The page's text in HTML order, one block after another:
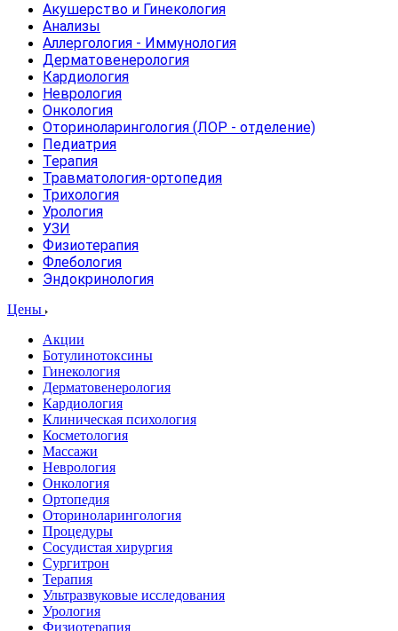
Акушерство и Гинекология
Анализы
Аллергология - Иммунология
Дерматовенерология
Кардиология
Неврология
Онкология
Оториноларингология (ЛОР - отделение)
Педиатрия
Терапия
Травматология-ортопедия
Трихология
Урология
УЗИ
Физиотерапия
Флебология
Эндокринология
Цены
Акции
Ботулинотоксины
Гинекология
Дерматовенерология
Кардиология
Клиническая психология
Косметология
Массажи
Неврология
Онкология
Ортопедия
Оториноларингология
Процедуры
Сосудистая хирургия
Сургитрон
Терапия
Ультразвуковые исследования
Урология
Физиотерапия